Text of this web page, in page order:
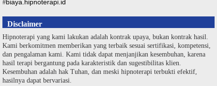
#biaya.hipnoterapi.id
Disclaimer
Hipnoterapi yang kami lakukan adalah kontrak upaya, bukan kontrak hasil.
Kami berkomitmen memberikan yang terbaik sesuai sertifikasi, kompetensi,
dan pengalaman kami. Kami tidak dapat menjanjikan kesembuhan, karena
hasil terapi bergantung pada karakteristik dan sugestibilitas klien.
Kesembuhan adalah hak Tuhan, dan meski hipnoterapi terbukti efektif,
hasilnya dapat bervariasi.